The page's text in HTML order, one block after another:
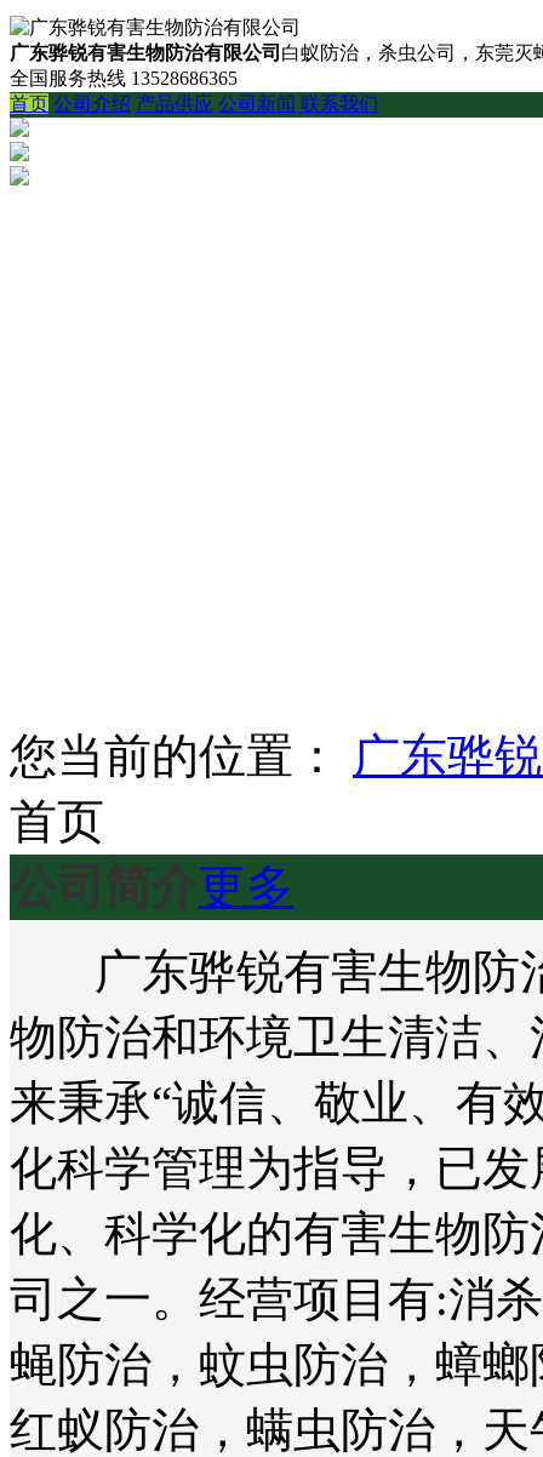
广东骅锐有害生物防治有限公司 白蚁防治，杀虫公司，东莞灭
全国服务热线 13528686365
首页 公司介绍 产品供应 公司新闻 联系我们
您当前的位置：
广东骅
首页
公司简介更多
广东骅锐有害生物防
物防治和环境卫生清洁
来秉承“诚信、敬业、有
化科学管理为指导，已
化、科学化的有害生物
司之一。经营项目有:消
蝇防治，蚊虫防治，蟑
红蚁防治，螨虫防治，